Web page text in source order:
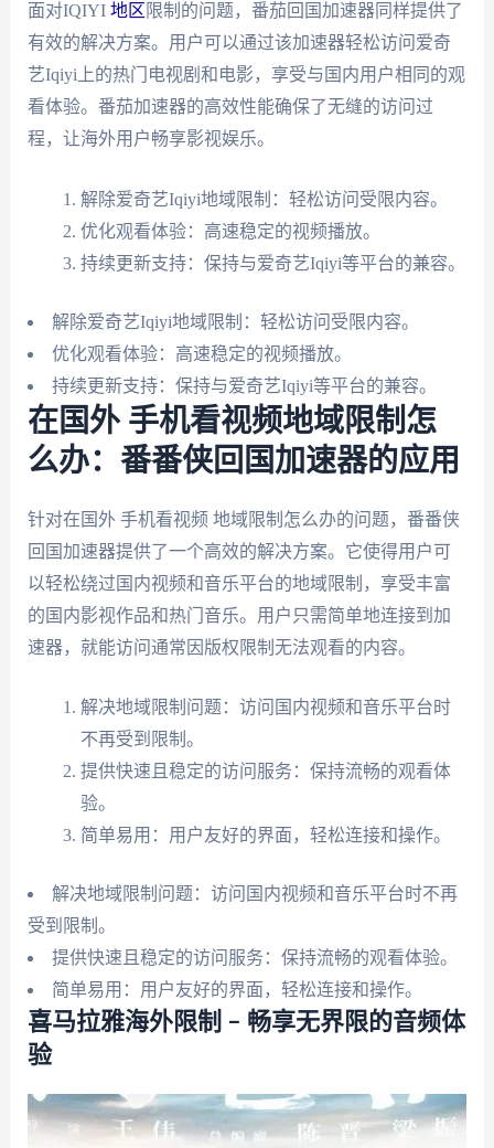
面对IQIYI 地区 限制的问题，番茄回国加速器同样提供了
有效的解决方案。用户可以通过该加速器轻松访问爱奇
艺Iqiyi上的热门电视剧和电影，享受与国内用户相同的观
看体验。番茄加速器的高效性能确保了无缝的访问过
程，让海外用户畅享影视娱乐。
解除爱奇艺Iqiyi地域限制：轻松访问受限内容。
优化观看体验：高速稳定的视频播放。
持续更新支持：保持与爱奇艺Iqiyi等平台的兼容。
解除爱奇艺Iqiyi地域限制：轻松访问受限内容。
优化观看体验：高速稳定的视频播放。
持续更新支持：保持与爱奇艺Iqiyi等平台的兼容。
在国外 手机看视频地域限制怎
么办：番番侠回国加速器的应用
针对在国外 手机看视频 地域限制怎么办的问题，番番侠
回国加速器提供了一个高效的解决方案。它使得用户可
以轻松绕过国内视频和音乐平台的地域限制，享受丰富
的国内影视作品和热门音乐。用户只需简单地连接到加
速器，就能访问通常因版权限制无法观看的内容。
解决地域限制问题：访问国内视频和音乐平台时
不再受到限制。
提供快速且稳定的访问服务：保持流畅的观看体
验。
简单易用：用户友好的界面，轻松连接和操作。
解决地域限制问题：访问国内视频和音乐平台时不再
受到限制。
提供快速且稳定的访问服务：保持流畅的观看体验。
简单易用：用户友好的界面，轻松连接和操作。
喜马拉雅海外限制 – 畅享无界限的音频体
验